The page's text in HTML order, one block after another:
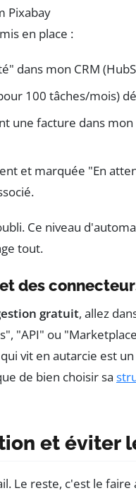
Pixabay
en place :
dans mon CRM
100 tâches/mois)
une facture dans
et marquée "En
Ce niveau
tout.
des
gratuit, allez
"API" ou
vit en autarcie est
de bien choisir sa
et éviter
Le reste, c'est le faire